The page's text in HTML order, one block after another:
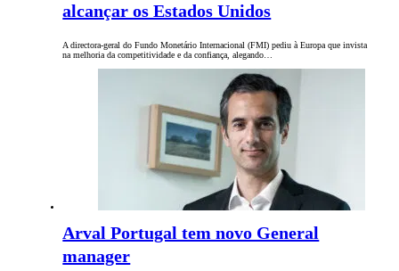
alcançar os Estados Unidos
A directora-geral do Fundo Monetário Internacional (FMI) pediu à Europa que invista
na melhoria da competitividade e da confiança, alegando…
Arval Portugal tem novo General
manager